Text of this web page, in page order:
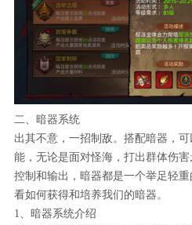
二、暗器系统
出其不意，一招制敌。搭配暗器，
能，无论是面对怪海，打出群体伤害
控制和输出，暗器都是一个举足轻
看如何获得和培养我们的暗器。
1、暗器系统介绍